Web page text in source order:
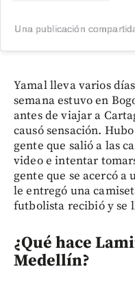
Una publicación
Yamal lleva varios
semana estuvo en
antes de viajar a
causó sensación.
gente que salió a las
video e intentar
gente que se acercó
le entregó una
futbolista recibió y se
¿Qué hace
Medellín?